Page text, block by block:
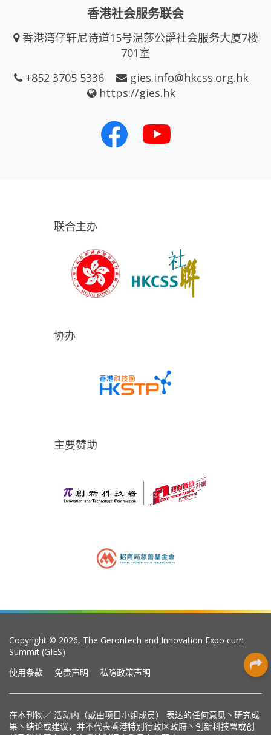
香港社会服务联会
香港湾仔轩尼诗道15号温莎公爵社会服务大厦7楼
701室
+852 3705 5336
gies.info@hkcss.org.hk
https://gies.hk
联合主办
协办
主要赞助
Copyright © 2026, The Gerontech and Innovation Expo cum
Summit (GIES)
使用条款
免责声明 私隐政策声明
在本刊物／ 活动内（或由项目小组成员） 表达的任何意见丶研究成
果丶结论或建议，并不代表香港特别行政区政府丶创新科技署或创